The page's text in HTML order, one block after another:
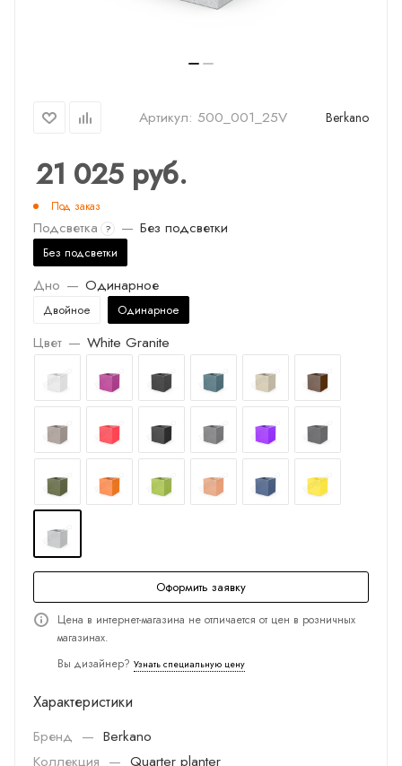
Артикул: 500_001_25V Berkano
21 025 руб.
Под заказ
Подсветка ? — Без подсветки
Без подсветки
Дно — Одинарное
Двойное Одинарное
Цвет — White Granite
Оформить заявку
Цена в интернет-магазина не отличается от цен в розничных
магазинах.
Вы дизайнер? Узнать специальную цену
Характеристики
Бренд — Berkano
Коллекция — Quarter planter